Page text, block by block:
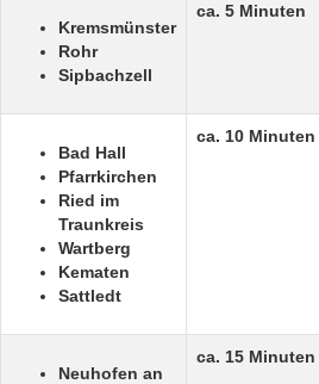
Kremsmünster
Rohr
Sipbachzell
ca. 5 Minuten
Bad Hall
Pfarrkirchen
Ried im
Traunkreis
Wartberg
Kematen
Sattledt
ca. 10 Minuten
Neuhofen an
ca. 15 Minuten